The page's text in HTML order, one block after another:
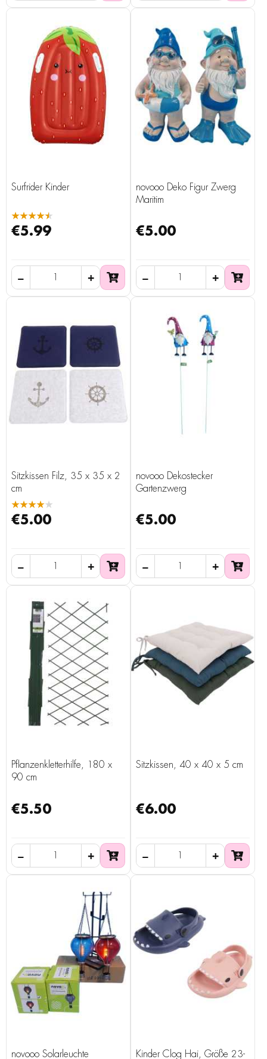
Surfrider Kinder
★★★★★
€5.99
novooo Deko Figur Zwerg
Maritim
€5.00
Sitzkissen Filz, 35 x 35 x 2
cm
★★★★★
€5.00
novooo Dekostecker
Gartenzwerg
€5.00
Pflanzenkletterhilfe, 180 x
90 cm
€5.50
Sitzkissen, 40 x 40 x 5 cm
€6.00
novooo Solarleuchte Kinder Clog Hai, Größe 23-